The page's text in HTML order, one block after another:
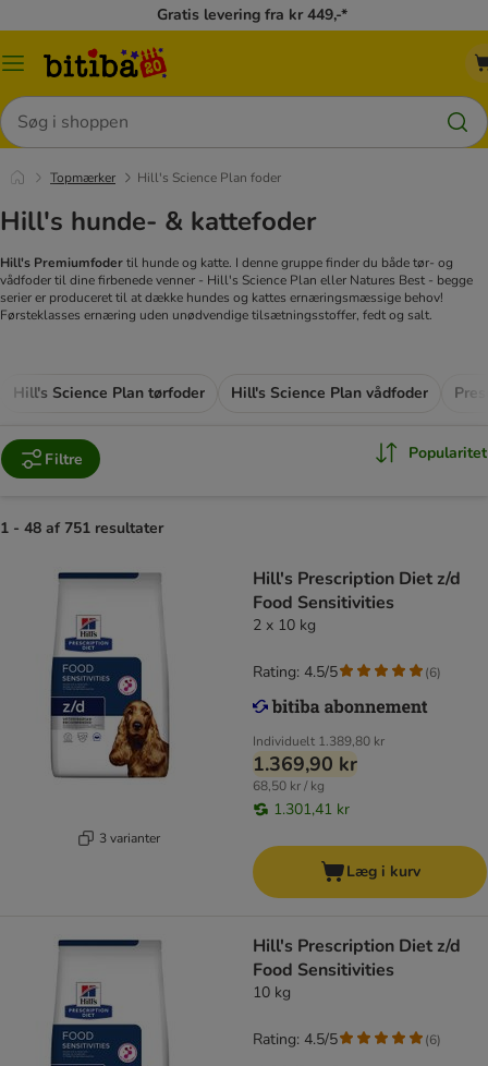
Gratis levering fra kr 449,-*
Menu
Søg
Topmærker Hill's Science Plan foder
Hill's hunde- & kattefoder
Hill's Premiumfodertil hunde og katte. I denne gruppe finder du både tør- og
vådfoder til dine firbenede venner - Hill's Science Plan eller Natures Best - begge
serier er produceret til at dække hundes og kattes ernæringsmæssige behov!
Førsteklasses ernæring uden unødvendige tilsætningsstoffer, fedt og salt.
Hill's Science Plan tørfoder Hill's Science Plan vådfoder
Filtre Popularitet
1 - 48 af 751 resultater
3 varianter
Hill's Prescription Diet z/d
Food Sensitivities
2 x 10 kg
Individuelt 1.389,80 kr
1.369,90 kr
68,50 kr / kg
1.301,41 kr
Rating: 4.5/5 (6)
Læg i kurv
Hill's Prescription Diet z/d
Food Sensitivities
10 kg
Rating: 4.5/5 (6)